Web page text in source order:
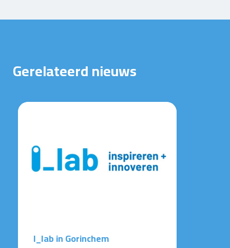
Gerelateerd nieuws
I_lab in Gorinchem